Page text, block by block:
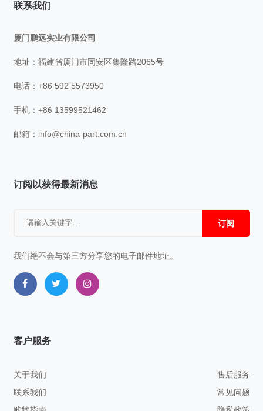
联系我们
厦门鹏远实业有限公司
地址：福建省厦门市同安区集隆路2065号
电话：+86 592 5573950
手机：+86 13599521462
邮箱： info@china-part.com.cn
订阅以获得最新消息
订阅
我们绝不会与第三方分享您的电子邮件地址。
客户服务
关于我们
联系我们
售后服务
常见问题